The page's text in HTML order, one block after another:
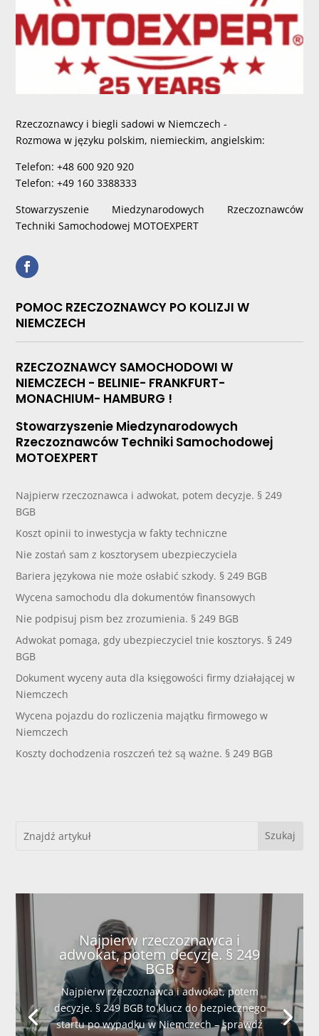
Rzeczoznawcy i biegli sadowi w Niemczech -
Rozmowa w języku polskim, niemieckim, angielskim:
Telefon: +48 600 920 920
Telefon: +49 160 3388333
Stowarzyszenie Miedzynarodowych Rzeczoznawców
Techniki Samochodowej MOTOEXPERT
POMOC RZECZOZNAWCY PO KOLIZJI W
NIEMCZECH
RZECZOZNAWCY SAMOCHODOWI W
NIEMCZECH - BELINIE- FRANKFURT-
MONACHIUM- HAMBURG !
Stowarzyszenie Miedzynarodowych
Rzeczoznawców Techniki Samochodowej
MOTOEXPERT
Najpierw rzeczoznawca i adwokat, potem decyzje. § 249
BGB
Koszt opinii to inwestycja w fakty techniczne
Nie zostań sam z kosztorysem ubezpieczyciela
Bariera językowa nie może osłabić szkody. § 249 BGB
Wycena samochodu dla dokumentów finansowych
Nie podpisuj pism bez zrozumienia. § 249 BGB
Adwokat pomaga, gdy ubezpieczyciel tnie kosztorys. § 249
BGB
Dokument wyceny auta dla księgowości firmy działającej w
Niemczech
Wycena pojazdu do rozliczenia majątku firmowego w
Niemczech
Koszty dochodzenia roszczeń też są ważne. § 249 BGB
Najpierw rzeczoznawca i
adwokat, potem decyzje. § 249
BGB
Najpierw rzeczoznawca i adwokat, potem
decyzje. § 249 BGB to klucz do bezpiecznego
startu po wypadku w Niemczech – sprawdź